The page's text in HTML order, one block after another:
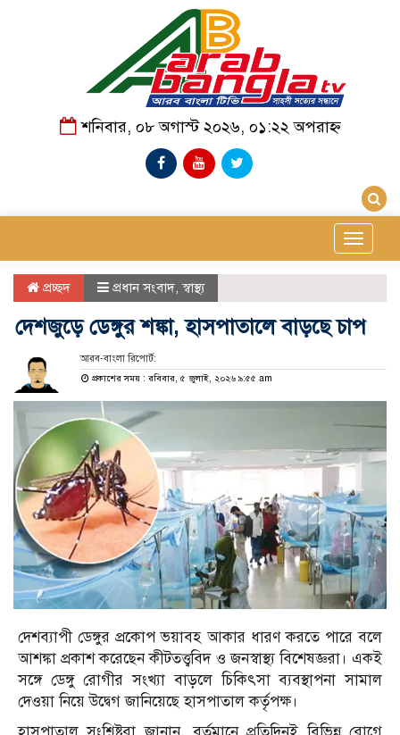
শনিবার, ০৮ অগাস্ট ২০২৬, ০১:২২ অপরাহ্ন
Toggle
প্রচ্ছদ প্রধান সংবাদ,স্বাস্থ্য
দেশজুড়ে ডেঙ্গুর শঙ্কা, হাসপাতালে বাড়ছে চাপ
আরব-বাংলা রিপোর্ট:
প্রকাশের সময় : রবিবার, ৫ জুলাই, ২০২৬ ৯:৫৫ am
দেশব্যাপী ডেঙ্গুর প্রকোপ ভয়াবহ আকার ধারণ করতে পারে বলে
আশঙ্কা প্রকাশ করেছেন কীটতত্ত্ববিদ ও জনস্বাস্থ্য বিশেষজ্ঞরা। একই
সঙ্গে ডেঙ্গু রোগীর সংখ্যা বাড়লে চিকিৎসা ব্যবস্থাপনা সামাল
দেওয়া নিয়ে উদ্বেগ জানিয়েছে হাসপাতাল কর্তৃপক্ষ।